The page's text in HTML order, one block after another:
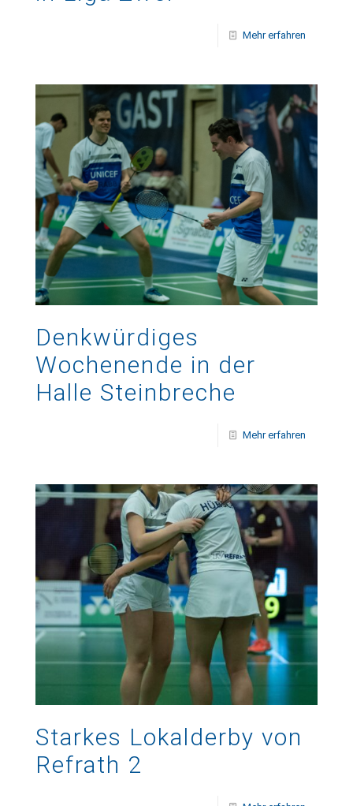
Mehr erfahren
Denkwürdiges
Wochenende in der
Halle Steinbreche
Mehr erfahren
Starkes Lokalderby von
Refrath 2